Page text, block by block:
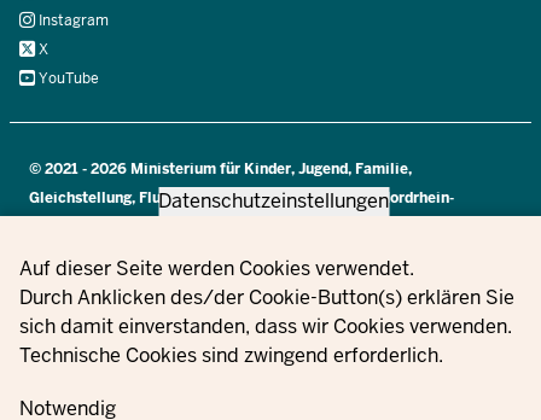
Privacy settings
Datenschutzeinstellungen
Auf dieser Seite werden Cookies verwendet.
Durch Anklicken des/der Cookie-Button(s) erklären Sie
sich damit einverstanden, dass wir Cookies verwenden.
Technische Cookies sind zwingend erforderlich.
Notwendig
Contact Commandes
Mentions
Information
sur la
protection
Instagram
X
YouTube
© 2021 - 2026 Ministerium für Kinder, Jugend, Familie,
Gleichstellung, Flucht und Integration des Landes Nordrhein-